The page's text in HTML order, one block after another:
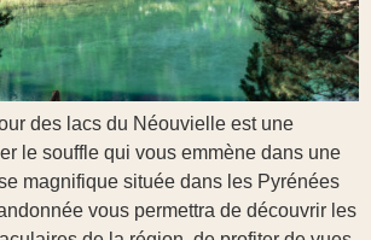
des lacs du Néouvielle est une
le souffle qui vous emmène dans une
magnifique située dans les Pyrénées
vous permettra de découvrir les